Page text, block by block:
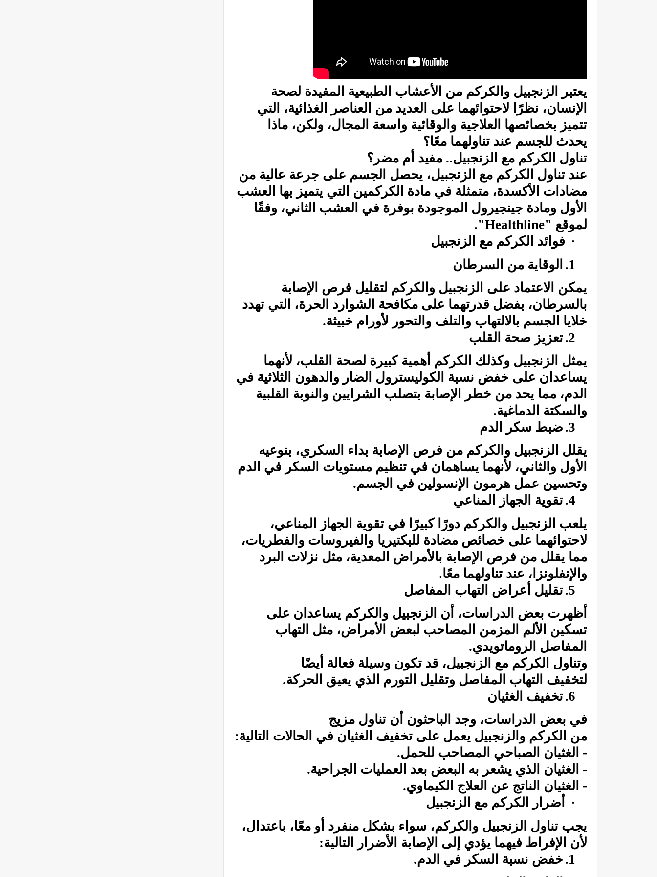
يعتبر الزنجبيل والكركم من الأعشاب الطبيعية المفيدة لصحة
الإنسان، نظرًا لاحتوائهما على العديد من العناصر الغذائية، التي
تتميز بخصائصها العلاجية والوقائية واسعة المجال، ولكن، ماذا
يحدث للجسم عند تناولهما معًا؟
تناول الكركم مع الزنجبيل.. مفيد أم مضر؟
عند تناول الكركم مع الزنجبيل، يحصل الجسم على جرعة عالية من
مضادات الأكسدة، متمثلة في مادة الكركمين التي يتميز بها العشب
الأول ومادة جينجيرول الموجودة بوفرة في العشب الثاني، وفقًا
لموقع "Healthline
".
· فوائد الكركم مع الزنجبيل
1.
الوقاية من السرطان
يمكن الاعتماد على الزنجبيل والكركم لتقليل فرص الإصابة
بالسرطان، بفضل قدرتهما على مكافحة الشوارد الحرة، التي تهدد
خلايا الجسم بالالتهاب والتلف والتحور لأورام خبيثة.
2. تعزيز صحة القلب
يمثل الزنجبيل وكذلك الكركم أهمية كبيرة لصحة القلب، لأنهما
يساعدان على خفض نسبة الكوليسترول الضار والدهون الثلاثية في
الدم، مما يحد من خطر الإصابة بتصلب الشرايين والنوبة القلبية
والسكتة الدماغية.
3. ضبط سكر الدم
يقلل الزنجبيل والكركم من فرص الإصابة بداء السكري، بنوعيه
الأول والثاني، لأنهما يساهمان في تنظيم مستويات السكر في الدم
وتحسين عمل هرمون الإنسولين في الجسم.
4. تقوية الجهاز المناعي
يلعب الزنجبيل والكركم دورًا كبيرًا في تقوية الجهاز المناعي،
لاحتوائهما على خصائص مضادة للبكتيريا والفيروسات والفطريات،
مما يقلل من فرص الإصابة بالأمراض المعدية، مثل نزلات البرد
والإنفلونزا، عند تناولهما معًا.
5. تقليل أعراض التهاب المفاصل
أظهرت بعض الدراسات، أن الزنجبيل والكركم يساعدان على
تسكين الألم المزمن المصاحب لبعض الأمراض، مثل التهاب
المفاصل الروماتويدي.
وتناول الكركم مع الزنجبيل، قد تكون وسيلة فعالة أيضًا
لتخفيف التهاب المفاصل وتقليل التورم الذي يعيق الحركة.
6. تخفيف الغثيان
في بعض الدراسات، وجد الباحثون أن تناول مزيج
من الكركم والزنجبيل يعمل على تخفيف الغثيان في الحالات التالية:
- الغثيان الصباحي المصاحب للحمل.
- الغثيان الذي يشعر به البعض بعد العمليات الجراحية.
- الغثيان الناتج عن العلاج الكيماوي.
·
أضرار الكركم مع الزنجبيل
يجب تناول الزنجبيل والكركم، سواء بشكل منفرد أو معًا، باعتدال،
لأن الإفراط فيهما يؤدي إلى الإصابة الأضرار التالية:
1. خفض نسبة السكر في الدم.